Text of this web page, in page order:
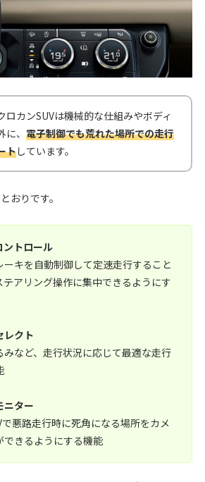
ロカンSUVは機械的な仕組みやボディ
、 電子制御でも荒れた場所での走行
トしています。
おりです。
トロール
キを自動制御して定速走行すること
アリング操作に集中できるようにす
クト
など、走行状況に応じて最適な走行
ター
悪路走行時に死角になる場所をカメ
できるようにする機能